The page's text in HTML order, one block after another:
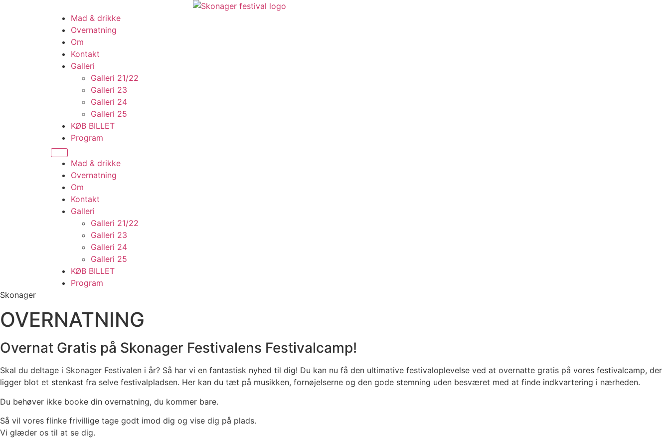
Mad & drikke
Overnatning
Om
Kontakt
Galleri
Galleri 21/22
Galleri 23
Galleri 24
Galleri 25
KØB BILLET
Program
Mad & drikke
Overnatning
Om
Kontakt
Galleri
Galleri 21/22
Galleri 23
Galleri 24
Galleri 25
KØB BILLET
Program
Skonager
OVERNATNING​
Overnat Gratis på Skonager Festivalens Festivalcamp!
Skal du deltage i Skonager Festivalen i år? Så har vi en fantastisk nyhed til dig! Du kan nu få den ultimative festivaloplevelse ved at overnatte gratis på vores festivalcamp, der
ligger blot et stenkast fra selve festivalpladsen. Her kan du tæt på musikken, fornøjelserne og den gode stemning uden besværet med at finde indkvartering i nærheden.
Du behøver ikke booke din overnatning, du kommer bare.
Så vil vores flinke frivillige tage godt imod dig og vise dig på plads.
Vi glæder os til at se dig.